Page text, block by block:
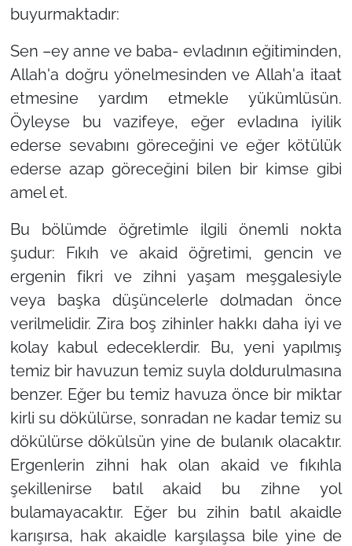
buyurmaktadır:
Sen –ey anne ve baba- evladının eğitiminden,
Allah'a doğru yönelmesinden ve Allah'a itaat
etmesine yardım etmekle yükümlüsün.
Öyleyse bu vazifeye, eğer evladına iyilik
ederse sevabını göreceğini ve eğer kötülük
ederse azap göreceğini bilen bir kimse gibi
amel et.
Bu bölümde öğretimle ilgili önemli nokta
şudur: Fıkıh ve akaid öğretimi, gencin ve
ergenin fikri ve zihni yaşam meşgalesiyle
veya başka düşüncelerle dolmadan önce
verilmelidir. Zira boş zihinler hakkı daha iyi ve
kolay kabul edeceklerdir. Bu, yeni yapılmış
temiz bir havuzun temiz suyla doldurulmasına
benzer. Eğer bu temiz havuza önce bir miktar
kirli su dökülürse, sonradan ne kadar temiz su
dökülürse dökülsün yine de bulanık olacaktır.
Ergenlerin zihni hak olan akaid ve fıkıhla
şekillenirse batıl akaid bu zihne yol
bulamayacaktır. Eğer bu zihin batıl akaidle
karışırsa, hak akaidle karşılaşsa bile yine de